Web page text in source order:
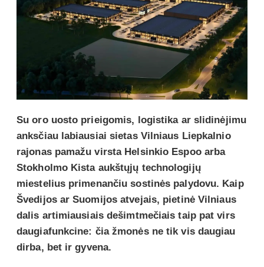
Su oro uosto prieigomis, logistika ar slidinėjimu
anksčiau labiausiai sietas Vilniaus Liepkalnio
rajonas pamažu virsta Helsinkio Espoo arba
Stokholmo Kista aukštųjų technologijų
miestelius primenančiu sostinės palydovu. Kaip
Švedijos ar Suomijos atvejais, pietinė Vilniaus
dalis artimiausiais dešimtmečiais taip pat virs
daugiafunkcine: čia žmonės ne tik vis daugiau
dirba, bet ir gyvena.